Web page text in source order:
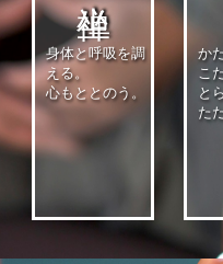
身体と呼吸を調
える。
心もととのう。
か
こ
と
た